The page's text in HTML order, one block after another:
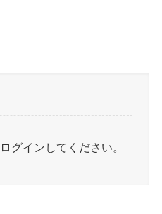
ログイン してください。